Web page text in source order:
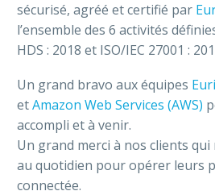
sécurisé, agréé et certifié par
l’ensemble des 6 activités
HDS : 2018 et ISO/IEC 27001 :
Un grand bravo aux équipes
etAmazon Web Services (AWS)
accompli et à venir.
Un grand merci à nos clients
au quotidien pour opérer leurs
connectée.